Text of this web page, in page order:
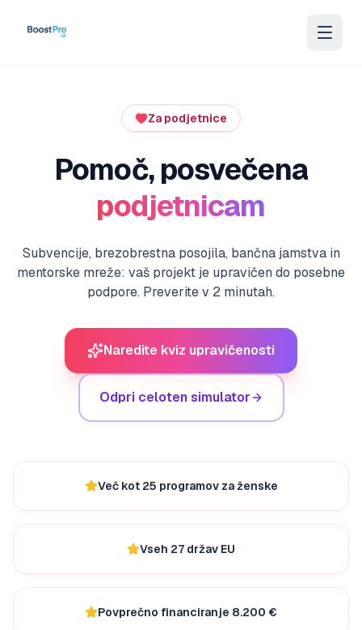
Za podjetnice
Pomoč, posvečena
podjetnicam
Subvencije, brezobrestna posojila, bančna jamstva in
mentorske mreže: vaš projekt je upravičen do posebne
podpore. Preverite v 2 minutah.
Naredite kviz upravičenosti
Odpri celoten simulator
Več kot 25 programov za ženske
Vseh 27 držav EU
Povprečno financiranje 8.200 €